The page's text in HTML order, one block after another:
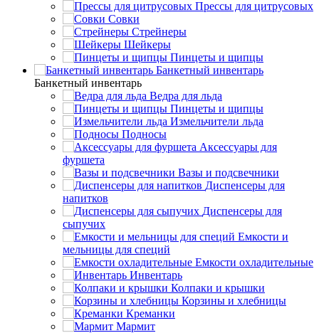
Прессы для цитрусовых
Совки
Стрейнеры
Шейкеры
Пинцеты и щипцы
Банкетный инвентарь
Банкетный инвентарь
Ведра для льда
Пинцеты и щипцы
Измельчители льда
Подносы
Аксессуары для
фуршета
Вазы и подсвечники
Диспенсеры для
напитков
Диспенсеры для
сыпучих
Емкости и
мельницы для специй
Емкости охладительные
Инвентарь
Колпаки и крышки
Корзины и хлебницы
Креманки
Мармит